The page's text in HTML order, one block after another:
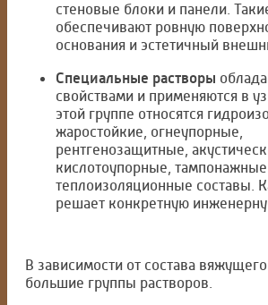
стеновые блоки и панели.
обеспечивают ровную
основания и эстетичный
Специальные растворы
свойствами и применяются в
этой группе относятся
жаростойкие, огнеупорные,
рентгенозащитные,
кислотоупорные,
теплоизоляционные составы.
решает конкретную
В зависимости от состава
большие группы растворов.